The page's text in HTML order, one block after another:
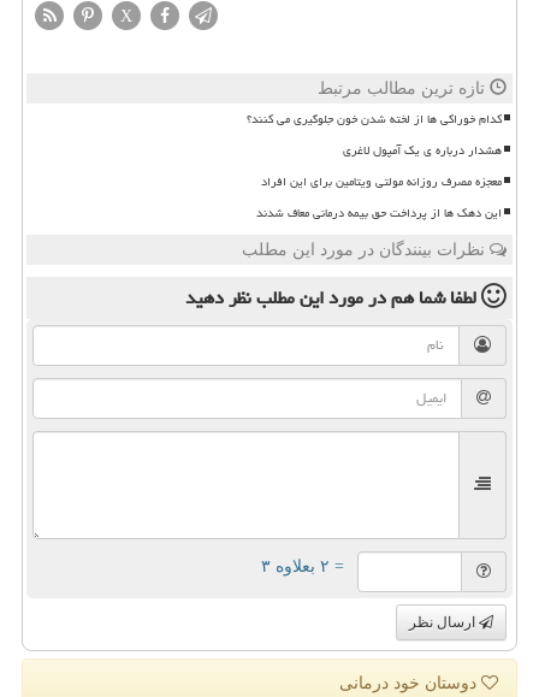
X
تازه ترین مطالب مرتبط
کدام خوراکی ها از لخته شدن خون جلوگیری می کنند؟
هشدار درباره ی یک آمپول لاغری
معجزه مصرف روزانه مولتی ویتامین برای این افراد
این دهک ها از پرداخت حق بیمه درمانی معاف شدند
نظرات بینندگان در مورد این مطلب
لطفا شما همدر مورد این مطلبنظر دهید
= ۲ بعلاوه ۳
ارسال نظر
دوستان خود درمانی